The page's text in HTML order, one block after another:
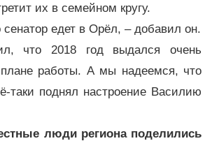
их в семейном кругу.
едет в Орёл, – добавил он.
что 2018 год выдался очень
работы. А мы надеемся, что
таки поднял настроение Василию
люди региона поделились